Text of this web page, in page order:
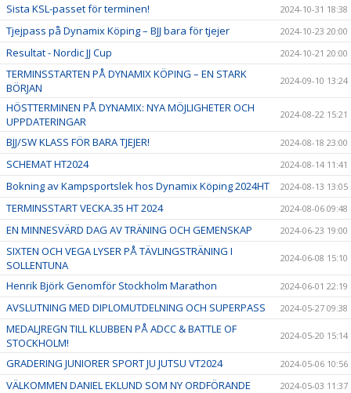
Sista KSL-passet för terminen! 2024-10-31 18:38
Tjejpass på Dynamix Köping – BJJ bara för tjejer 2024-10-23 20:00
Resultat - Nordic JJ Cup 2024-10-21 20:00
TERMINSSTARTEN PÅ DYNAMIX KÖPING – EN STARK
BÖRJAN
2024-09-10 13:24
HÖSTTERMINEN PÅ DYNAMIX: NYA MÖJLIGHETER OCH
UPPDATERINGAR
2024-08-22 15:21
BJJ/SW KLASS FÖR BARA TJEJER! 2024-08-18 23:00
SCHEMAT HT2024 2024-08-14 11:41
Bokning av Kampsportslek hos Dynamix Köping 2024HT 2024-08-13 13:05
TERMINSSTART VECKA.35 HT 2024 2024-08-06 09:48
EN MINNESVÄRD DAG AV TRÄNING OCH GEMENSKAP 2024-06-23 19:00
SIXTEN OCH VEGA LYSER PÅ TÄVLINGSTRÄNING I
SOLLENTUNA
2024-06-08 15:10
Henrik Björk Genomför Stockholm Marathon 2024-06-01 22:19
AVSLUTNING MED DIPLOMUTDELNING OCH SUPERPASS 2024-05-27 09:38
MEDALJREGN TILL KLUBBEN PÅ ADCC & BATTLE OF
STOCKHOLM!
2024-05-20 15:14
GRADERING JUNIORER SPORT JU JUTSU VT2024 2024-05-06 10:56
VÄLKOMMEN DANIEL EKLUND SOM NY ORDFÖRANDE 2024-05-03 11:37